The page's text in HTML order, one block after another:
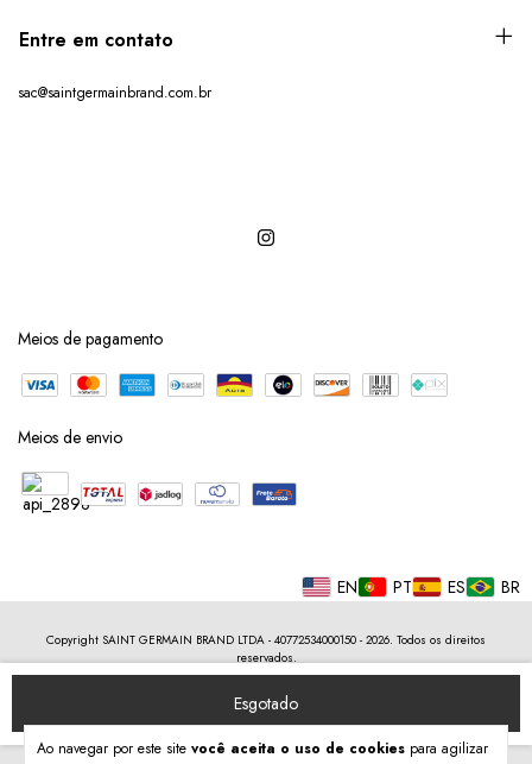
Ao navegar por este site você aceita o uso de cookies para agilizar
Entre em contato
sac@saintgermainbrand.com.br
Meios de pagamento
Meios de envio
EN PT ES BR
Copyright SAINT GERMAIN BRAND LTDA - 40772534000150 - 2026. Todos os direitos
reservados.